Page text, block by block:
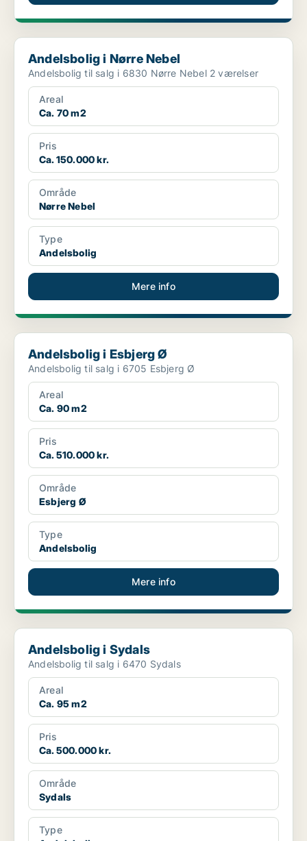
Andelsbolig i Nørre Nebel
Andelsbolig i Nørre Nebel
Andelsbolig til salg i 6830 Nørre Nebel 2 værelser
Areal
Ca. 70 m2
Pris
Ca. 150.000 kr.
Område
Nørre Nebel
Type
Andelsbolig
Mere info
Andelsbolig i Esbjerg Ø
Andelsbolig i Esbjerg Ø
Andelsbolig til salg i 6705 Esbjerg Ø
Areal
Ca. 90 m2
Pris
Ca. 510.000 kr.
Område
Esbjerg Ø
Type
Andelsbolig
Mere info
Andelsbolig i Sydals
Andelsbolig i Sydals
Andelsbolig til salg i 6470 Sydals
Areal
Ca. 95 m2
Pris
Ca. 500.000 kr.
Område
Sydals
Type